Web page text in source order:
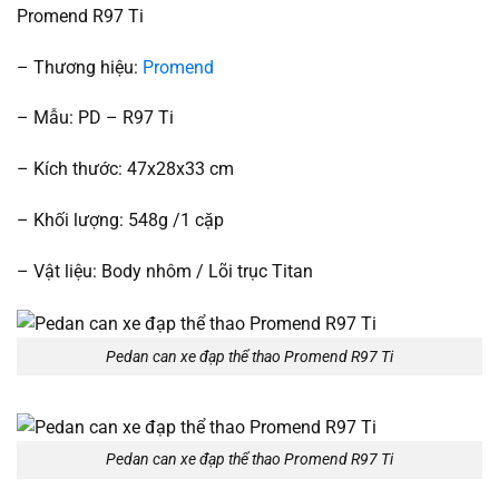
Promend R97 Ti
– Thương hiệu: Promend
– Mẫu: PD – R97 Ti
– Kích thước: 47x28x33 cm
– Khối lượng: 548g /1 cặp
– Vật liệu: Body nhôm / Lõi trục Titan
Pedan can xe đạp thể thao Promend R97 Ti
Pedan can xe đạp thể thao Promend R97 Ti